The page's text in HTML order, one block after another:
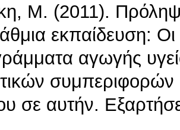
Μ. (2011).
εκπαίδευση:
αγωγής
συμπεριφορών
σε αυτήν.